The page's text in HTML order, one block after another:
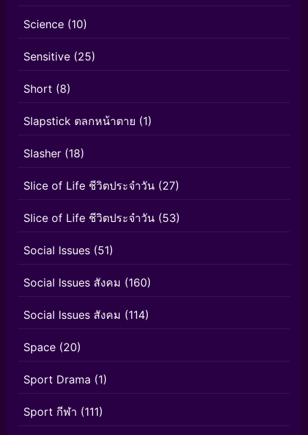
Science (10)
Sensitive (25)
Short (8)
Slapstick ตลกหน้าตาย (1)
Slasher (18)
Slice of Life ชีวิตประจำวัน (27)
Slice of Life ชีวิตประจำวัน (53)
Social Issues (51)
Social Issues สังคม (160)
Social Issues สังคม (114)
Space (20)
Sport Drama (1)
Sport กีฬา (111)